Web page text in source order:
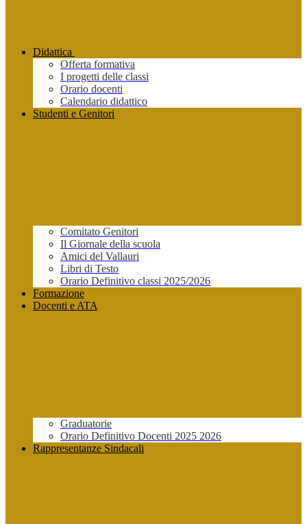
Didattica
Offerta formativa
I progetti delle classi
Orario docenti
Calendario didattico
Studenti e Genitori
Comitato Genitori
Il Giornale della scuola
Amici del Vallauri
Libri di Testo
Orario Definitivo classi 2025/2026
Formazione
Docenti e ATA
Graduatorie
Orario Definitivo Docenti 2025 2026
Rappresentanze Sindacali